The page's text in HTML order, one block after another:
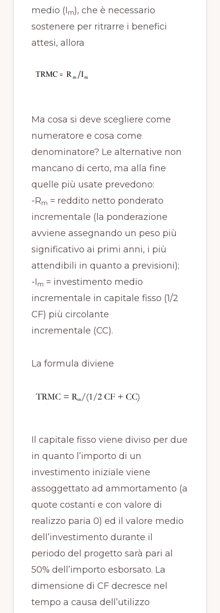
medio (Im), che è necessario
sostenere per ritrarre i benefici
attesi, allora
Ma cosa si deve scegliere come
numeratore e cosa come
denominatore? Le alternative non
mancano di certo, ma alla fine
quelle più usate prevedono:
-Rm = reddito netto ponderato
incrementale (la ponderazione
avviene assegnando un peso più
significativo ai primi anni, i più
attendibili in quanto a previsioni);
-Im = investimento medio
incrementale in capitale fisso (1/2
CF) più circolante
incrementale (CC).
La formula diviene
Il capitale fisso viene diviso per due
in quanto l’importo di un
investimento iniziale viene
assoggettato ad ammortamento (a
quote costanti e con valore di
realizzo paria 0) ed il valore medio
dell’investimento durante il
periodo del progetto sarà pari al
50% dell’importo esborsato. La
dimensione di CF decresce nel
tempo a causa dell’utilizzo